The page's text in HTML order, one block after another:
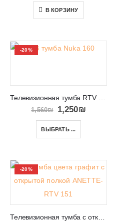
В КОРЗИНУ
-20%
1,560₪ 1,250₪
ВЫБРАТЬ ...
-20%
Телевизионная тумба с открытой полкой и ящиками ANETTE-RTV 151